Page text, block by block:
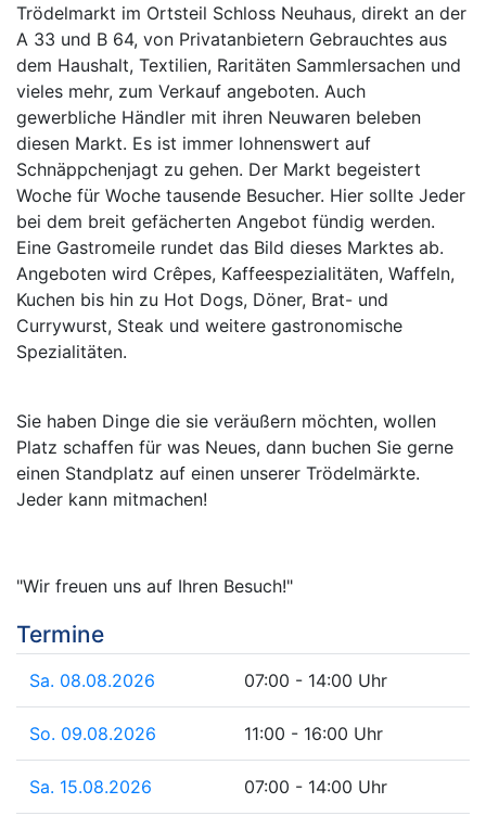
Trödelmarkt im Ortsteil Schloss Neuhaus, direkt an der
A 33 und B 64, von Privatanbietern Gebrauchtes aus
dem Haushalt, Textilien, Raritäten Sammlersachen und
vieles mehr, zum Verkauf angeboten. Auch
gewerbliche Händler mit ihren Neuwaren beleben
diesen Markt. Es ist immer lohnenswert auf
Schnäppchenjagt zu gehen. Der Markt begeistert
Woche für Woche tausende Besucher. Hier sollte Jeder
bei dem breit gefächerten Angebot fündig werden.
Eine Gastromeile rundet das Bild dieses Marktes ab.
Angeboten wird Crêpes, Kaffeespezialitäten, Waffeln,
Kuchen bis hin zu Hot Dogs, Döner, Brat- und
Currywurst, Steak und weitere gastronomische
Spezialitäten.
Sie haben Dinge die sie veräußern möchten, wollen
Platz schaffen für was Neues, dann buchen Sie gerne
einen Standplatz auf einen unserer Trödelmärkte.
Jeder kann mitmachen!
"Wir freuen uns auf Ihren Besuch!"
Termine
Sa. 08.08.2026 07:00 - 14:00 Uhr
So. 09.08.2026 11:00 - 16:00 Uhr
Sa. 15.08.2026 07:00 - 14:00 Uhr